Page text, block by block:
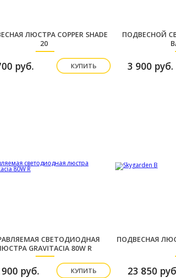
ЛЮСТРА COPPER SHADE
20
руб. КУПИТЬ
ПОДВЕСНОЙ
3 900 руб.
СВЕТОДИОДНАЯ
GRAVITACIA 80W R
руб. КУПИТЬ
ПОДВЕСНАЯ
23 850